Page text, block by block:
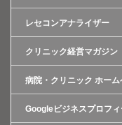
レセコンアナライザー
クリニック経営マガジン
病院・クリニック ホー
Googleビジネスプロフィ